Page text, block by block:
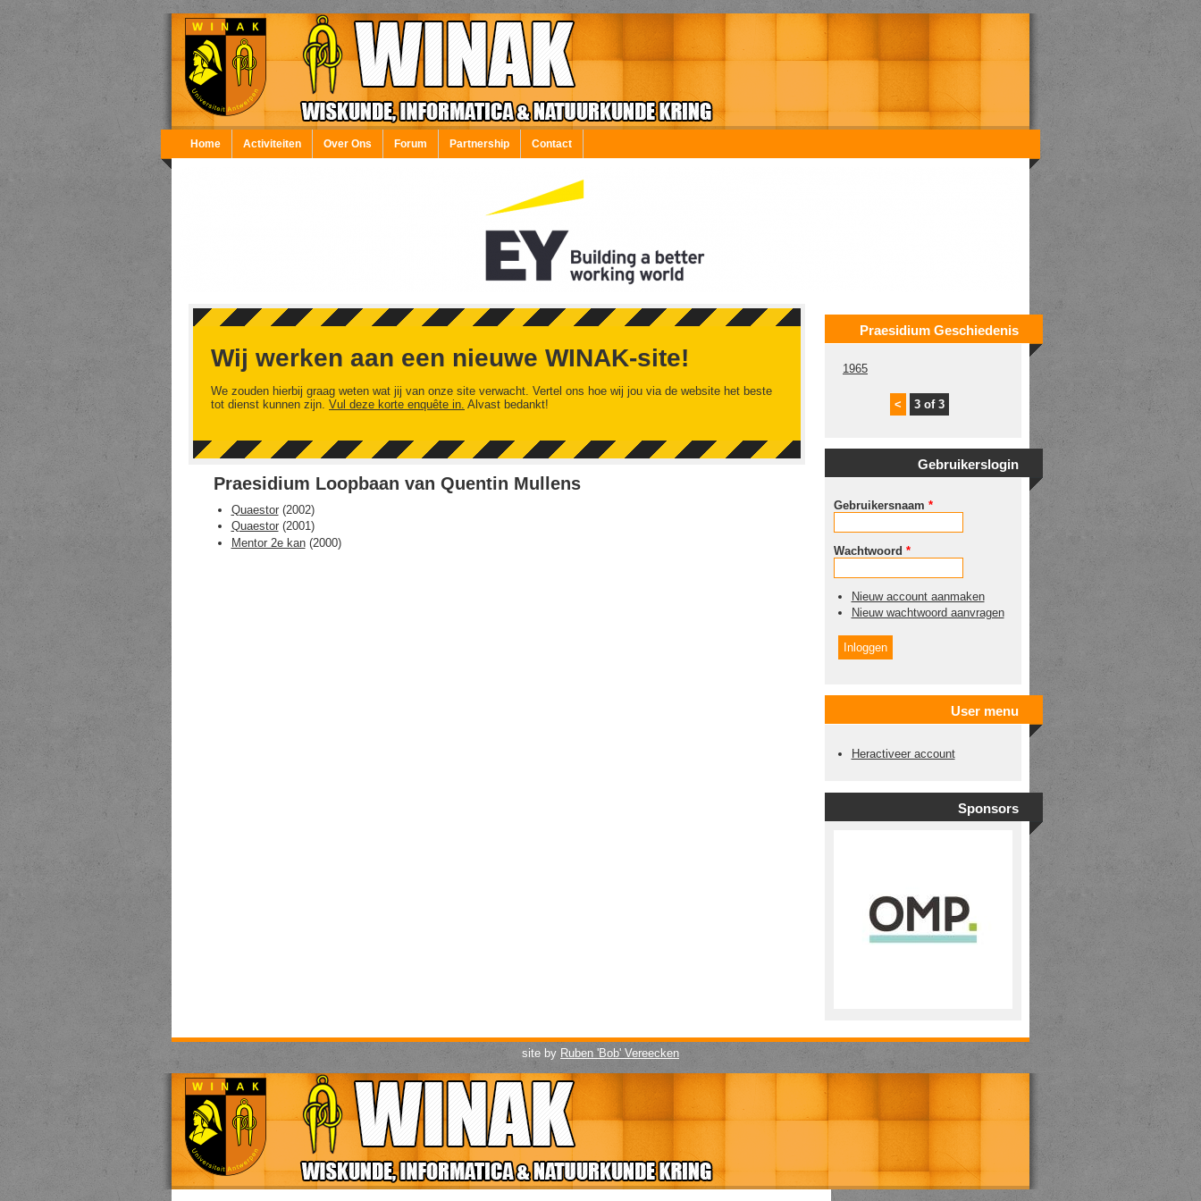
Overslaan en naar de inhoud gaan
Home Activiteiten Over Ons Forum Partnership Contact
Wij werken aan een nieuwe WINAK-site!
We zouden hierbij graag weten wat jij van onze site verwacht. Vertel ons hoe wij jou via de website het beste
tot dienst kunnen zijn. Vul deze korte enquête in. Alvast bedankt!
Praesidium Loopbaan van Quentin Mullens
Quaestor(2002)
Quaestor(2001)
Mentor 2e kan(2000)
Praesidium Geschiedenis
1965
< 3 of 3
Gebruikerslogin
Gebruikersnaam *
Wachtwoord *
Nieuw account aanmaken
Nieuw wachtwoord aanvragen
User menu
Heractiveer account
Sponsors
site by Ruben 'Bob' Vereecken